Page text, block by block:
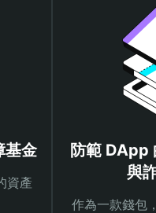
金
資產
防範 DApp
與
作為一款錢包